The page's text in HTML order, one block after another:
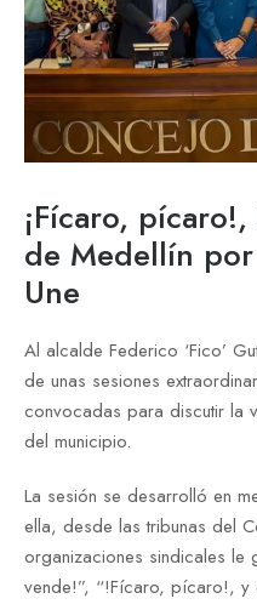
¡Fícaro,
de Medellín
Une
Al alcalde Federico ‘Fico’
de unas sesiones
convocadas para discutir la
del municipio.
La sesión se desarrolló en
ella, desde las tribunas del
organizaciones sindicales le
vende!”, “!Fícaro, pícaro!, y